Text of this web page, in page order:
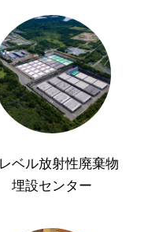
ベル放射性廃棄物
埋設センター